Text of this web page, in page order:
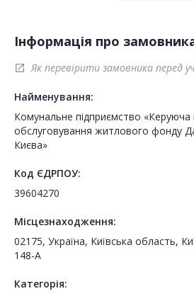
Інформація про
open_in_new Як перевірити замовника перед
Найменування:
Комунальне підприємство «Керуюча
обслуговування житлового фонду
Києва»
Код ЄДРПОУ:
39604270
Місцезнаходження:
02175, Україна, Київська область,
148-А
Категорія: